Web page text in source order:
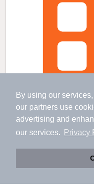
By using our
our partners use
advertising and
our services.
Privacy
アプリに切り替え
会員登録なしですぐ
佐原